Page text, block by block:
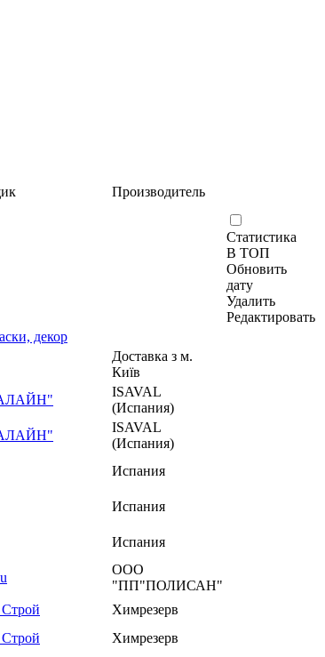
Производитель
Статистика
В ТОП
Обновить
дату
Удалить
Редактировать
декор
Доставка з м.
Київ
ISAVAL
(Испания)
ISAVAL
(Испания)
Испания
Испания
Испания
ООО
"ПП"ПОЛИСАН"
Химрезерв
Химрезерв